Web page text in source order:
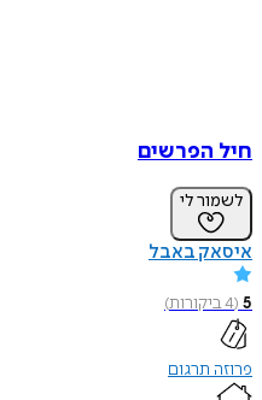
חיל הפרשים
לשמור לי
איסאק באבל
5
(
4ביקורות)
פרוזה תרגום